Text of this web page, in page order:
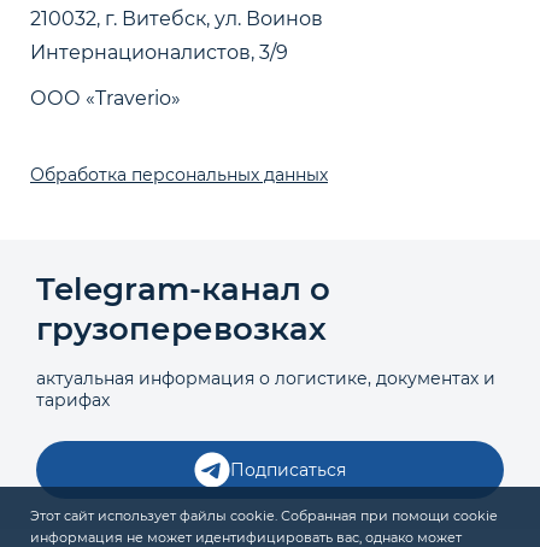
210032, г. Витебск, ул. Воинов
Интернационалистов, 3/9
ООО «Traverio»
Обработка персональных данных
Telegram‑канал о
грузоперевозках
актуальная информация о логистике, документах и
тарифах
Подписаться
Этот сайт использует файлы cookie. Собранная при помощи cookie
информация не может идентифицировать вас, однако может